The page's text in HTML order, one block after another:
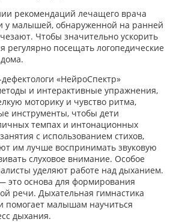
рекомендаций лечащего врача
у малышей, обнаруженной на ранней
Чтобы значительно ускорить
регулярно посещать логопедические
«НейроСпектр»
и интерактивные упражнения,
моторику и чувство ритма,
инструменты, чтобы дети
темпах и интонационных
с использованием стихов,
им лучше воспринимать звуковую
слуховое внимание. Особое
уделяют работе над дыханием.
это основа для формирования
речи. Дыхательная гимнастика
помогает малышам научиться
дыхания.